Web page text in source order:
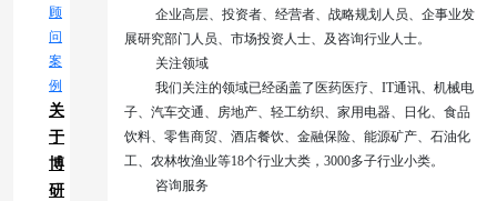
顾
问
案
例
关
于
博
研
企业高层、投资者、经营者、战略规划人员、企事业发
展研究部门人员、市场投资人士、及咨询行业人士。
关注领域
我们关注的领域已经函盖了医药医疗、 IT通讯、机械电
子、汽车交通、房地产、轻工纺织、家用电器、日化、食品
饮料、零售商贸、酒店餐饮、金融保险、能源矿产、石油化
工、农林牧渔业等18个行业大类， 3000多子行业小类。
咨询服务